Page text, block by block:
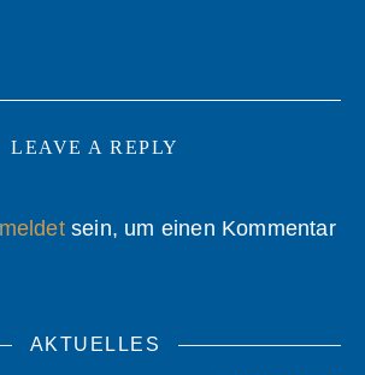
LEAVE A REPLY
sein, um einen Kommentar
AKTUELLES